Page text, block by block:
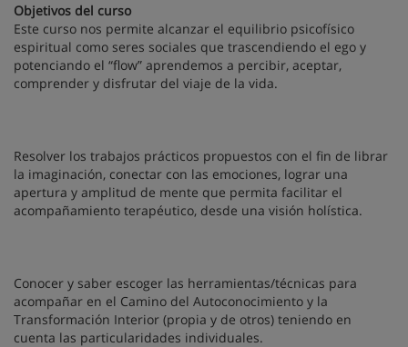
Objetivos del curso
Este curso nos permite alcanzar el equilibrio psicofísico
espiritual como seres sociales que trascendiendo el ego y
potenciando el “flow” aprendemos a percibir, aceptar,
comprender y disfrutar del viaje de la vida.
Resolver los trabajos prácticos propuestos con el fin de librar
la imaginación, conectar con las emociones, lograr una
apertura y amplitud de mente que permita facilitar el
acompañamiento terapéutico, desde una visión holística.
Conocer y saber escoger las herramientas/técnicas para
acompañar en el Camino del Autoconocimiento y la
Transformación Interior (propia y de otros) teniendo en
cuenta las particularidades individuales.